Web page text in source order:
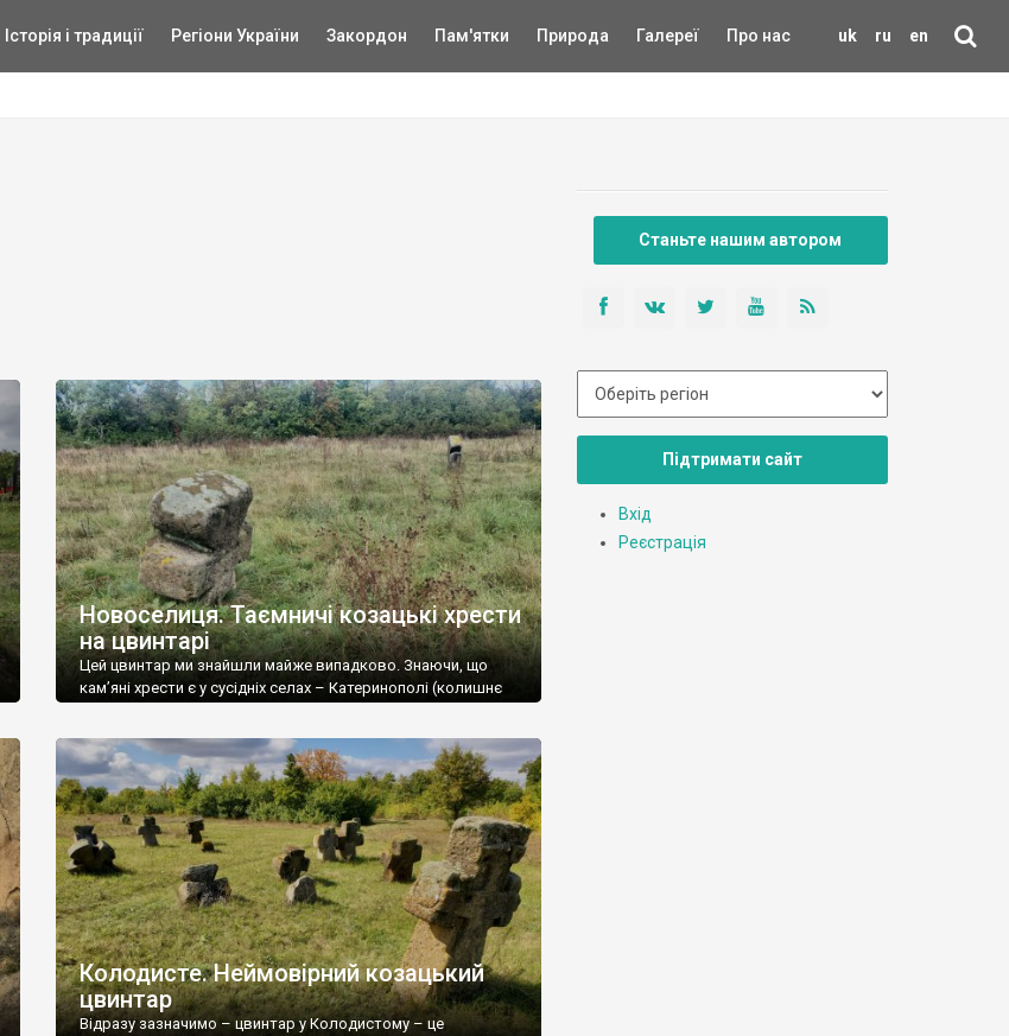
uk ru en
Історія і традиції Регіони України Закордон Пам'ятки Природа Галереї Про нас
Новоселиця. Таємничі козацькі хрести
на цвинтарі
Цей цвинтар ми знайшли майже випадково. Знаючи, що
кам’яні хрести є у сусідніх селах – Катеринополі (колишнє
Новоселиці, яка “приросла” до Катеринополя й має пряму
дорогу на Колодисте, а там велике родовище пісковиків,
теж може мати давньоукраїнські козацькі хрести. Вже у […]
Колодисте. Неймовірний козацький
цвинтар
Відразу зазначимо – цвинтар у Колодистому – це
Станьте нашим автором
Підтримати сайт
Вхід
Реєстрація